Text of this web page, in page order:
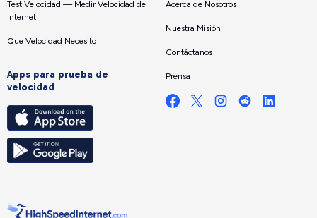
Test Velocidad — Medir Velocidad de
Internet
Que Velocidad Necesito
Apps para prueba de
velocidad
Acerca de Nosotros
Nuestra Misión
Contáctanos
Prensa